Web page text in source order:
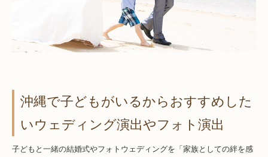
沖縄で子どもがいるからおすすめした
いウェディング演出やフォト演出
子どもと一緒の結婚式やフォトウェディングを「家族としての絆を感